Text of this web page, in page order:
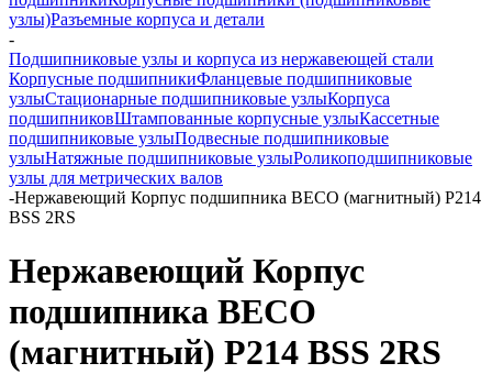
узлы)Разъемные корпуса и детали
-
Подшипниковые узлы и корпуса из нержавеющей стали
Корпусные подшипникиФланцевые подшипниковые
узлыСтационарные подшипниковые узлыКорпуса
подшипниковШтампованные корпусные узлыКассетные
подшипниковые узлыПодвесные подшипниковые
узлыНатяжные подшипниковые узлыРоликоподшипниковые
узлы для метрических валов
-Нержавеющий Корпус подшипника BECO (магнитный) P214
BSS 2RS
Нержавеющий Корпус
подшипника BECO
(магнитный) P214 BSS 2RS